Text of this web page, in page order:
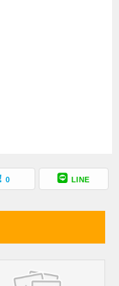
0 LINE